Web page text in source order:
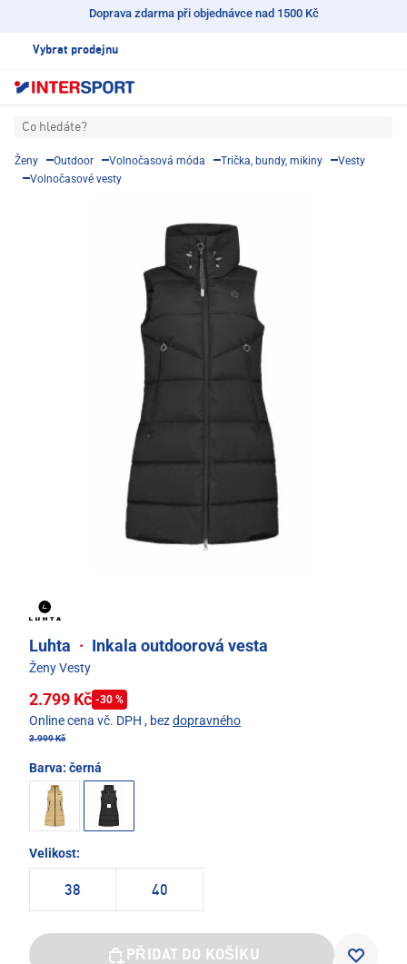
Doprava zdarma při objednávce nad 1500 Kč
Vybrat prodejnu
Co hledáte?
Ženy Outdoor Volnočasová móda Trička, bundy, mikiny
Vesty
Volnočasové vesty
Luhta · Inkala outdoorová vesta
Ženy Vesty
2.799 Kč -30 %
Online cena vč. DPH , bezdopravného
3.999 Kč
Barva: černá
Velikost:
38 40
PŘIDAT DO KOŠÍKU